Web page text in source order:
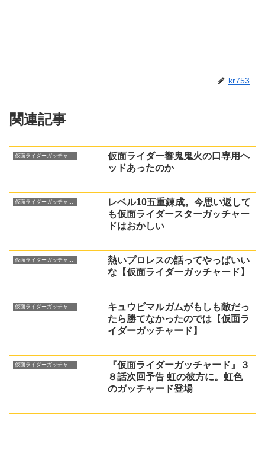
kr753
関連記事
仮面ライダー響鬼鬼火の口専用ヘ
ッドあったのか
仮面ライダーガッチャード
レベル10五重錬成。今思い返して
も仮面ライダースターガッチャー
ドはおかしい
仮面ライダーガッチャード
熱いプロレスの話ってやっぱいい
な【仮面ライダーガッチャード】
キュウビマルガムがもしも敵だっ
たら勝てなかったのでは【仮面ラ
イダーガッチャード】
『仮面ライダーガッチャード』３
８話次回予告 虹の彼方に。虹色
のガッチャード登場